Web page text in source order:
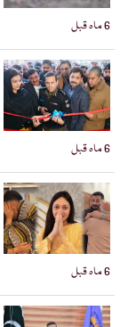
6 ماہ قبل
6 ماہ قبل
6 ماہ قبل